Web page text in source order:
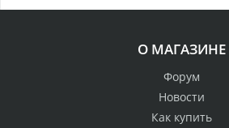
О МАГАЗИНЕ
Форум
Новости
Как купить